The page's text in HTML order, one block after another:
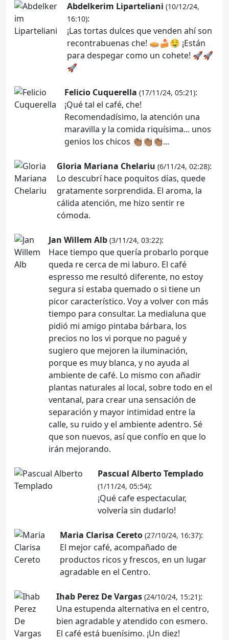
Abdelkerim Liparteliani (10/12/24,
16:10):
¡Las tortas dulces que venden ahí son
recontrabuenas che! 🥧🍰🤤 ¡Están
para despegar como un cohete! 🚀🚀
🚀
Felicio Cuquerella (17/11/24, 05:21):
¡Qué tal el café, che!
Recomendadísimo, la atención una
maravilla y la comida riquísima... unos
genios los chicos 👏🏽👏🏽👏🏽...
Gloria Mariana Chelariu (6/11/24, 02:28):
Lo descubrí hace poquitos días, quede
gratamente sorprendida. El aroma, la
cálida atención, me hizo sentir re
cómoda.
Jan Willem Alb (3/11/24, 03:22):
Hace tiempo que quería probarlo porque
queda re cerca de mi laburo. El café
espresso me resultó diferente, no estoy
segura si estaba quemado o si tiene un
picor característico. Voy a volver con más
tiempo para consultar. La medialuna que
pidió mi amigo pintaba bárbara, los
precios no los vi porque no pagué y
sugiero que mejoren la iluminación,
porque es muy blanca, y no ayuda al
ambiente de café. Lo mismo con añadir
plantas naturales al local, sobre todo en el
ventanal, para crear una sensación de
separación y mayor intimidad entre la
calle, su ruido y el ambiente adentro. Sé
que son nuevos, así que confío en que lo
irán mejorando.
Pascual Alberto Templado
(1/11/24, 05:54):
¡Qué cafe espectacular,
volvería sin dudarlo!
Maria Clarisa Cereto (27/10/24, 16:37):
El mejor café, acompañado de
productos ricos y frescos, en un lugar
agradable en el Centro.
Ihab Perez De Vargas (24/10/24, 15:21):
Una estupenda alternativa en el centro,
bien agradable y atendido con esmero.
El café está buenísimo. ¡Un diez!